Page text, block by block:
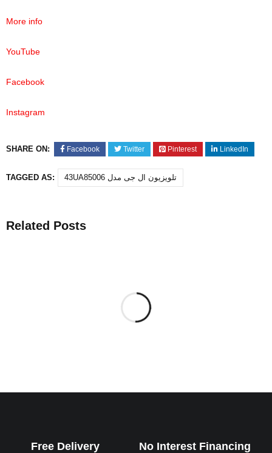
More info
YouTube
Facebook
Instagram
SHARE ON: Facebook Twitter Pinterest LinkedIn
TAGGED AS: 43UA85006 تلویزیون ال جی مدل
Related Posts
Free Delivery No Interest Financing